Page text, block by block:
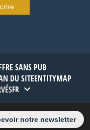
notre newsletter
SANS PUB
DU SITEENTITYMAP
FR
Thème : Défaut